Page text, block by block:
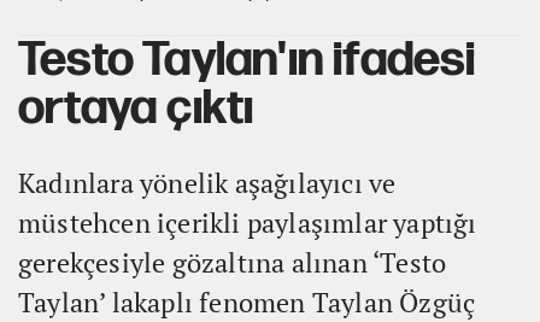
Testo Taylan'ın ifadesi
ortaya çıktı
Kadınlara yönelik aşağılayıcı ve
müstehcen içerikli paylaşımlar yaptığı
gerekçesiyle gözaltına alınan ‘Testo
Taylan’ lakaplı fenomen Taylan Özgüç